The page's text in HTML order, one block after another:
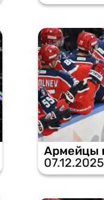
07.12.2025